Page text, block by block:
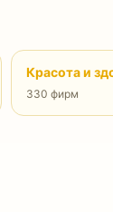
Красота и
330 фирм